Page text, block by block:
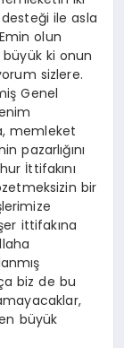
ile asla
olun
ki onun
sizlere.
Genel
memleket
pazarlığını
İttifakını
bir
ittifakına
biz de bu
büyük